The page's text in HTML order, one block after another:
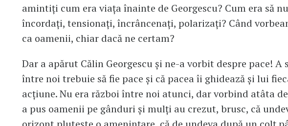
amintiți cum era viața înainte de Georgescu? Cum era să
încordați, tensionați, încrâncenați, polarizați? Când
ca oamenii, chiar dacă ne certam?
Dar a apărut Călin Georgescu și ne-a vorbit despre pace! A
între noi trebuie să fie pace și că pacea îi ghidează și lui
acțiune. Nu era război între noi atunci, dar vorbind atâta
a pus oamenii pe gânduri și mulți au crezut, brusc, că